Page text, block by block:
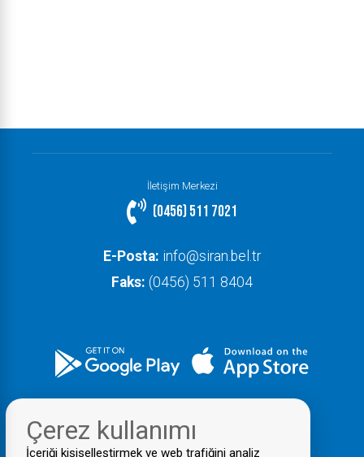
İletişim Merkezi
(0456) 511 7021
E-Posta: info@siran.bel.tr
Faks: (0456) 511 8404
Çerez kullanımı
İçeriği kişiselleştirmek ve web trafiğini analiz